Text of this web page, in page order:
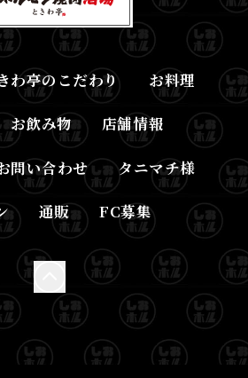
わ亭のこだわり お料理
お飲み物 店舗情報
問い合わせ タニマチ様
通販 FC募集